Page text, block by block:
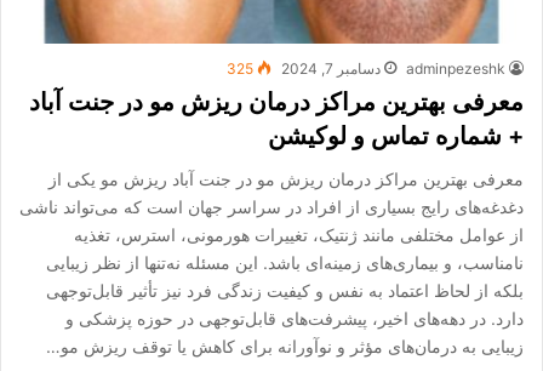
adminpezeshk دسامبر 7, 2024 325
معرفی بهترین مراکز درمان ریزش مو در جنت آباد
+ شماره تماس و لوکیشن
معرفی بهترین مراکز درمان ریزش مو در جنت آباد ریزش مو یکی از
دغدغه‌های رایج بسیاری از افراد در سراسر جهان است که می‌تواند ناشی
از عوامل مختلفی مانند ژنتیک، تغییرات هورمونی، استرس، تغذیه
نامناسب، و بیماری‌های زمینه‌ای باشد. این مسئله نه‌تنها از نظر زیبایی
بلکه از لحاظ اعتماد به نفس و کیفیت زندگی فرد نیز تأثیر قابل‌توجهی
دارد. در دهه‌های اخیر، پیشرفت‌های قابل‌توجهی در حوزه پزشکی و
زیبایی به درمان‌های مؤثر و نوآورانه برای کاهش یا توقف ریزش مو…